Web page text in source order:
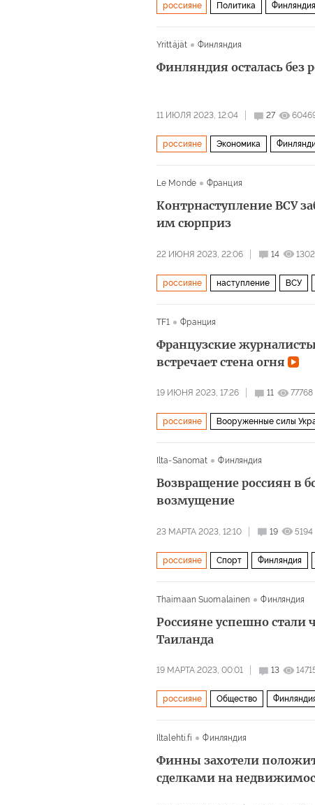
россияне Политика Финляндия
Yrittäjät Финляндия
Финляндия осталась без
11 ИЮЛЯ 2023, 12:04 27
россияне Экономика
Le Monde Франция
Контрнаступление ВСУ
им сюрприз
22 ИЮНЯ 2023, 22:06 14
россияне наступление ВСУ
TF1 Франция
Французские
встречает стена огня
19 ИЮНЯ 2023, 17:26 11 77768
россияне Вооруженные силы
Ilta-Sanomat Финляндия
Возвращение россиян в
возмущение
23 МАРТА 2023, 12:10 19 5194
россияне Спорт Финляндия
Thaimaan Suomalainen Финляндия
Россияне успешно стали
Таиланда
19 МАРТА 2023, 00:01 13
россияне Общество
Iltalehti.fi Финляндия
Финны захотели
сделками на